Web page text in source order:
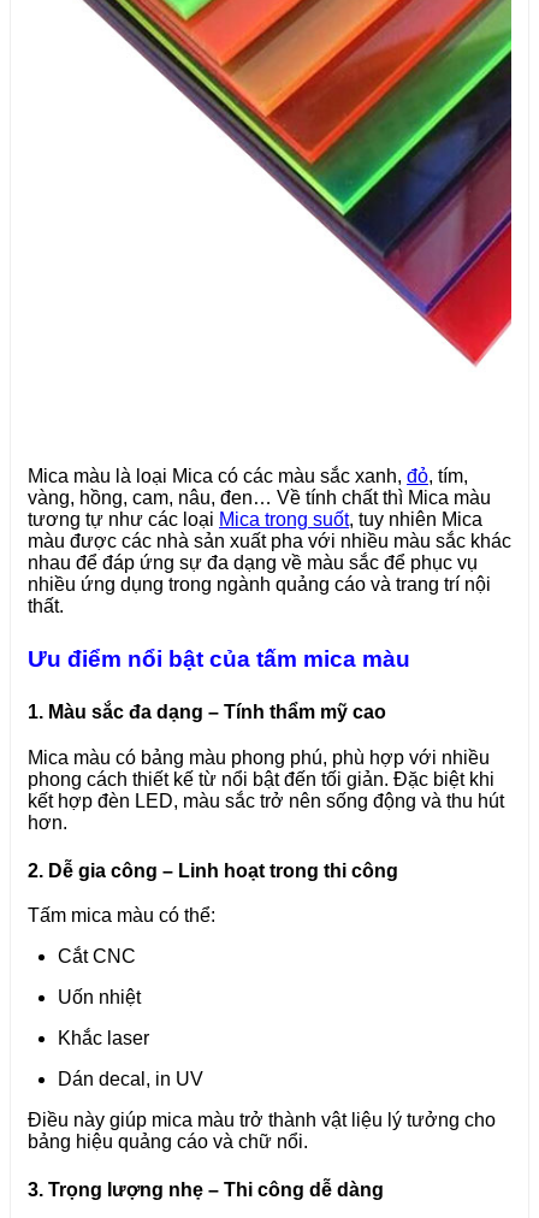
Mica màu là loại Mica có các màu sắc xanh, đỏ, tím,
vàng, hồng, cam, nâu, đen… Về tính chất thì Mica màu
tương tự như các loại Mica trong suốt, tuy nhiên Mica
màu được các nhà sản xuất pha với nhiều màu sắc khác
nhau để đáp ứng sự đa dạng về màu sắc để phục vụ
nhiều ứng dụng trong ngành quảng cáo và trang trí nội
thất.
Ưu điểm nổi bật của tấm mica màu
1. Màu sắc đa dạng – Tính thẩm mỹ cao
Mica màu có bảng màu phong phú, phù hợp với nhiều
phong cách thiết kế từ nổi bật đến tối giản. Đặc biệt khi
kết hợp đèn LED, màu sắc trở nên sống động và thu hút
hơn.
2. Dễ gia công – Linh hoạt trong thi công
Tấm mica màu có thể:
Cắt CNC
Uốn nhiệt
Khắc laser
Dán decal, in UV
Điều này giúp mica màu trở thành vật liệu lý tưởng cho
bảng hiệu quảng cáo và chữ nổi.
3. Trọng lượng nhẹ – Thi công dễ dàng